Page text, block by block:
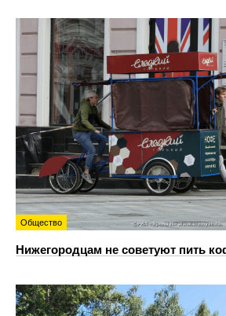
Общество
Нижегородцам не советуют пить